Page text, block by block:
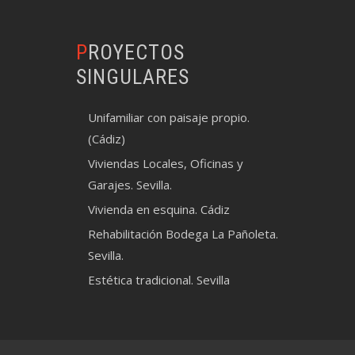
PROYECTOS
SINGULARES
Unifamiliar con paisaje propio.
(Cádiz)
Viviendas Locales, Oficinas y
Garajes. Sevilla.
Vivienda en esquina. Cádiz
Rehabilitación Bodega La Pañoleta.
Sevilla.
Estética tradicional. Sevilla